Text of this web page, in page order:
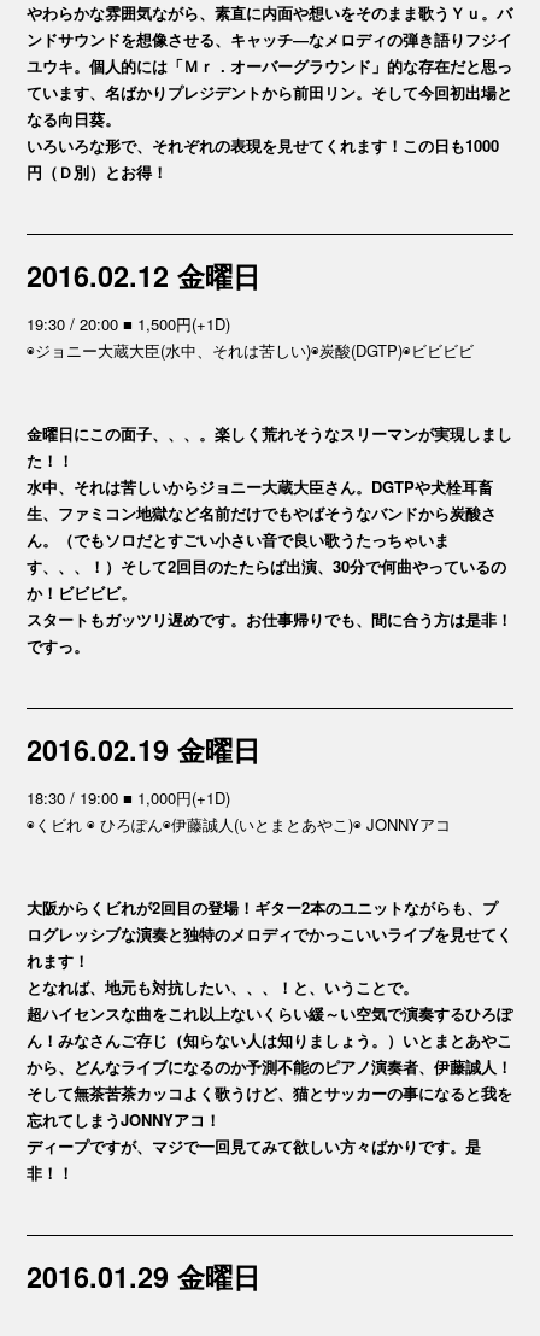
やわらかな雰囲気ながら、素直に内面や想いをそのまま歌うＹｕ。バ
ンドサウンドを想像させる、キャッチ―なメロディの弾き語りフジイ
ユウキ。個人的には「Ｍｒ．オーバーグラウンド」的な存在だと思っ
ています、名ばかりプレジデントから前田リン。そして今回初出場と
なる向日葵。
いろいろな形で、それぞれの表現を見せてくれます！この日も1000
円（Ｄ別）とお得！
2016.02.12 金曜日
19:30 / 20:00 ■ 1,500円(+1D)
◉ジョニー大蔵大臣(水中、それは苦しい)◉炭酸(DGTP)◉ビビビビ
金曜日にこの面子、、、。楽しく荒れそうなスリーマンが実現しまし
た！！
水中、それは苦しいからジョニー大蔵大臣さん。DGTPや犬栓耳畜
生、ファミコン地獄など名前だけでもやばそうなバンドから炭酸さ
ん。（でもソロだとすごい小さい音で良い歌うたっちゃいま
す、、、！）そして2回目のたたらば出演、30分で何曲やっているの
か！ビビビビ。
スタートもガッツリ遅めです。お仕事帰りでも、間に合う方は是非！
ですっ。
2016.02.19 金曜日
18:30 / 19:00 ■ 1,000円(+1D)
◉くビれ ◉ ひろぽん◉伊藤誠人(いとまとあやこ)◉ JONNYアコ
大阪からくビれが2回目の登場！ギター2本のユニットながらも、プ
ログレッシブな演奏と独特のメロディでかっこいいライブを見せてく
れます！
となれば、地元も対抗したい、、、！と、いうことで。
超ハイセンスな曲をこれ以上ないくらい緩～い空気で演奏するひろぽ
ん！みなさんご存じ（知らない人は知りましょう。）いとまとあやこ
から、どんなライブになるのか予測不能のピアノ演奏者、伊藤誠人！
そして無茶苦茶カッコよく歌うけど、猫とサッカーの事になると我を
忘れてしまうJONNYアコ！
ディープですが、マジで一回見てみて欲しい方々ばかりです。是
非！！
2016.01.29 金曜日